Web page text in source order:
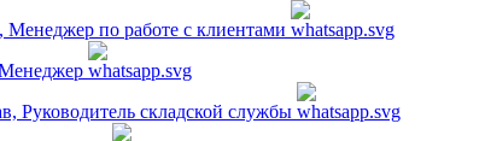
Менеджер по работе с клиентами
Руководитель складской службы